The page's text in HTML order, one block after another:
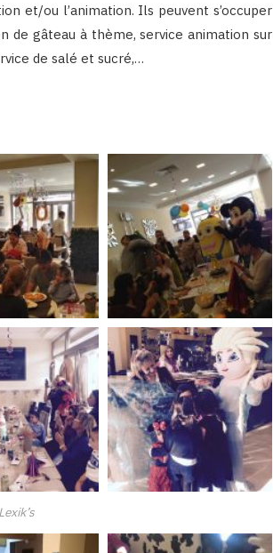
et/ou l’animation. Ils peuvent s’occuper
de gâteau à thème, service animation sur
de salé et sucré,…
Lexik’s